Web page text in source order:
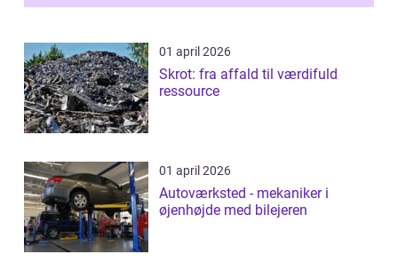
01 april 2026
Skrot: fra affald til værdifuld
ressource
01 april 2026
Autoværksted - mekaniker i
øjenhøjde med bilejeren